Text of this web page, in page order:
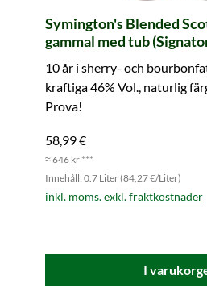
Symington's Blended
gammal med tub
10 år i sherry- och
kraftiga 46% Vol., naturlig
Prova!
58,99 €
≈ 646 kr ***
Innehåll: 0.7 Liter (84,27 €/Liter)
inkl. moms. exkl. fraktkostnader
I